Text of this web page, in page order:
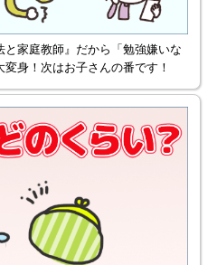
家庭教師』だから「勉強嫌いな
身！次はお子さんの番です！